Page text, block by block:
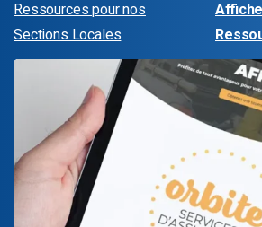
Ressources pour nos
Sections Locales